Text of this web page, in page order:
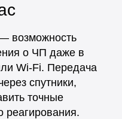
возможность
о ЧП даже в
Wi-Fi. Передача
спутники,
точные
реагирования.